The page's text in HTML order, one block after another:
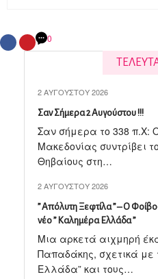
0
2 ΑΥΓΟΎΣΤΟΥ 2026
Σαν Σήμερα 2 Αυγούστου !!!
Σαν σήμερα το 338 π.X:
Μακεδονίας συντρίβει
Θηβαίους στη…
2 ΑΥΓΟΎΣΤΟΥ 2026
” Απόλυτη Ξεφτίλα ” – Ο
νέο ” Καλημέρα Ελλάδα ”
Μια αρκετά αιχμηρή
Παπαδάκης, σχετικά με
Ελλάδα” και τους…